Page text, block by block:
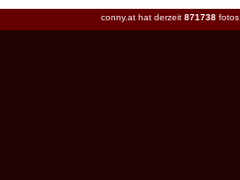
conny.at hat derzeit 871738 fotos